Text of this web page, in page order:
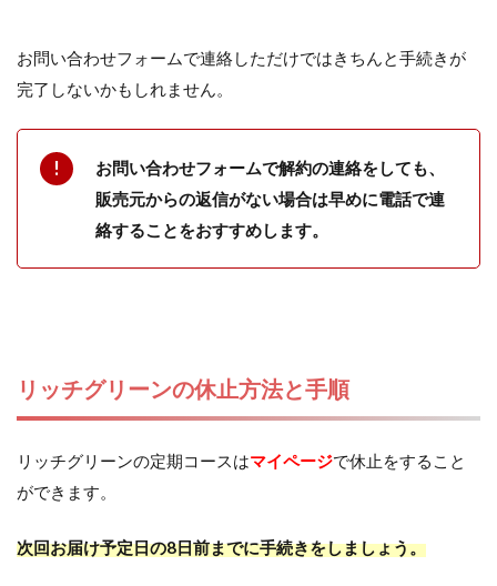
お問い合わせフォームで連絡しただけではきちんと手続きが
完了しないかもしれません。
お問い合わせフォームで解約の連絡をしても、
販売元からの返信がない場合は早めに電話で連
絡することをおすすめします。
リッチグリーンの休止方法と手順
リッチグリーンの定期コースはマイページで休止をすること
ができます。
次回お届け予定日の8日前までに手続きをしましょう。